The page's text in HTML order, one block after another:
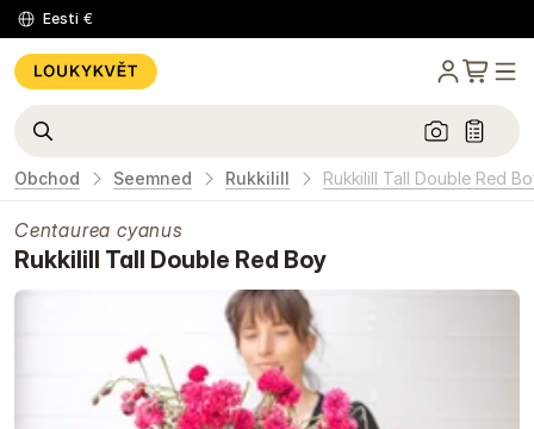
Eesti €
Obchod Seemned Rukkilill Rukkilill Tall Double Red
Centaurea cyanus
Rukkilill Tall Double Red Boy